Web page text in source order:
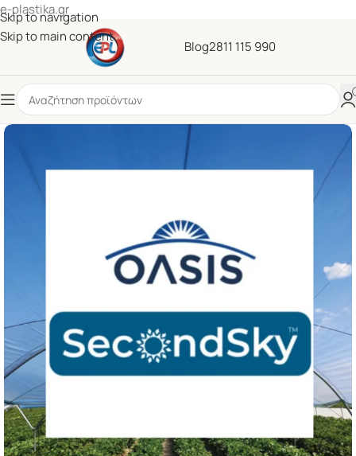
e-plastika.gr
Skip to navigation
Skip to main content
Blog2811 115 990